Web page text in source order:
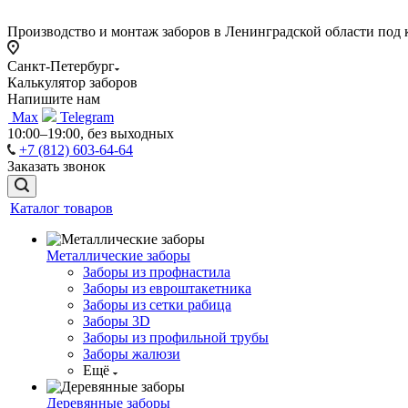
Производство и монтаж заборов в Ленинградской области под
Санкт-Петербург
Калькулятор заборов
Напишите нам
Max
Telegram
10:00–19:00, без выходных
+7 (812) 603-64-64
Заказать звонок
Каталог товаров
Металлические заборы
Заборы из профнастила
Заборы из евроштакетника
Заборы из сетки рабица
Заборы 3D
Заборы из профильной трубы
Заборы жалюзи
Ещё
Деревянные заборы